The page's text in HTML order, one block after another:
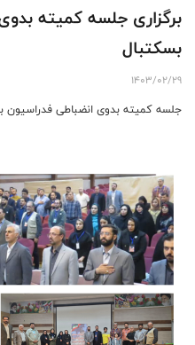
برگزاری جلسه کمیته
بسکتبال
1403/02/29
جلسه کمیته بدوی انضباطی فدراسیون